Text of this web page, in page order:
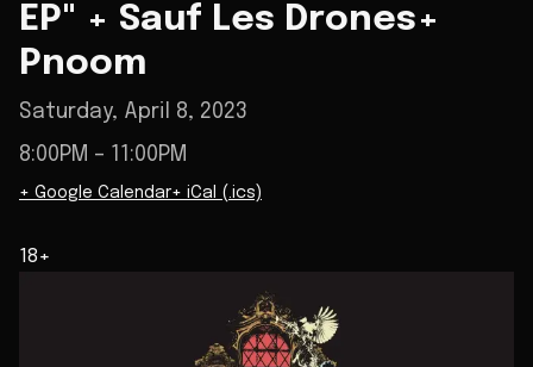
EP" + Sauf Les Drones+
Pnoom
Saturday, April 8, 2023
8:00PM – 11:00PM
+ Google Calendar+ iCal (.ics)
18+